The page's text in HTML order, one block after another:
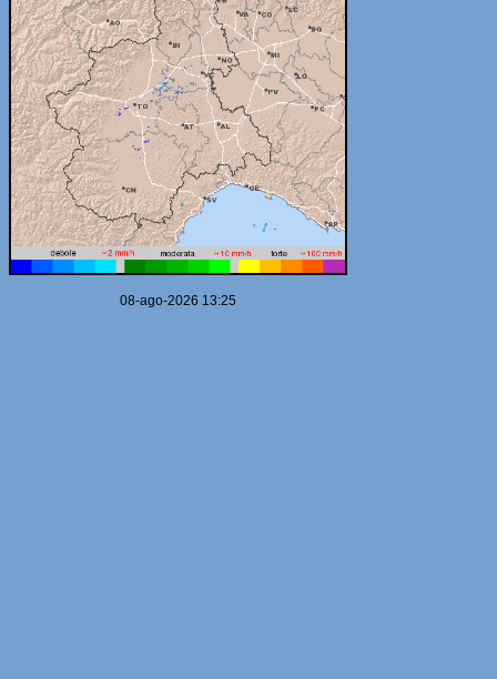
08-ago-2026 13:25